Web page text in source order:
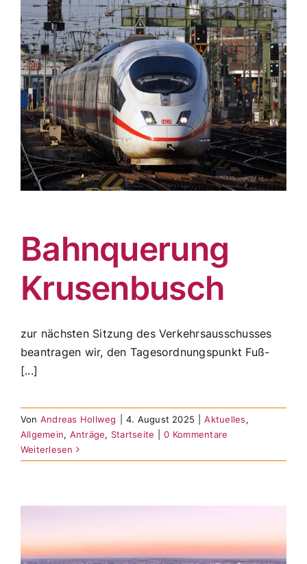
Bahnquerung
Krusenbusch
zur nächsten Sitzung des Verkehrsausschusses
beantragen wir, den Tagesordnungspunkt Fuß-
[...]
Von Andreas Hollweg 4. August 2025 Aktuelles,
Allgemein, Anträge, Startseite
0 Kommentare
Weiterlesen